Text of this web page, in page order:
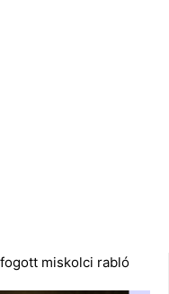
miskolci rabló